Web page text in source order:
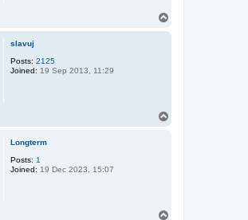
slavuj
Posts: 2125
Joined: 19 Sep 2013, 11:29
Longterm
Posts: 1
Joined: 19 Dec 2023, 15:07